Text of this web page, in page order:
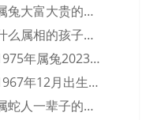
属兔大富大贵的出生时辰是什么时候 大富大···
什么属相的孩子旺父母 三个属相的孩子旺父···
1975年属兔2023年财运运势 197···
1967年12月出生的人命运好不好 19···
属蛇人一辈子的命运分析 属蛇人一生命运如···